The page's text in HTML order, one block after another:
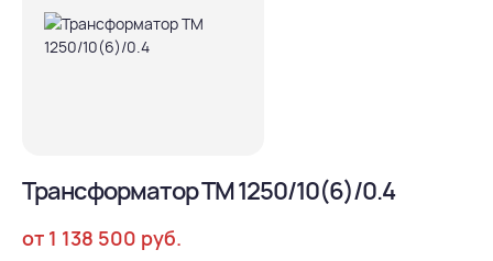
Трансформатор ТМ 1250/10(6)/0.4
от 1 138 500 руб.